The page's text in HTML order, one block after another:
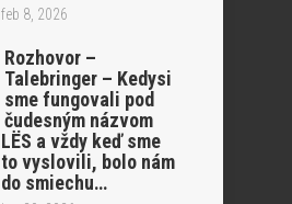
feb 8, 2026
Rozhovor –
Talebringer – Kedysi
sme fungovali pod
čudesným názvom
LËS a vždy keď sme
to vyslovili, bolo nám
do smiechu…